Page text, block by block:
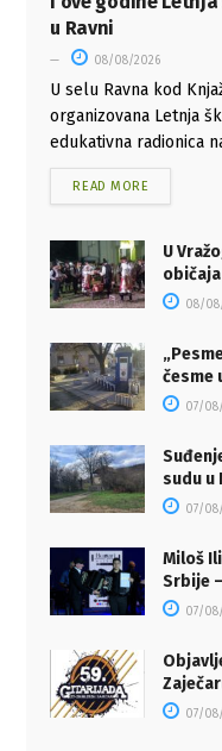
u Ravni
08/08/2026
U selu Ravna kod
organizovana Letnja
edukativna radionica
READ MORE
U
08/
česme
07/
sudu u
07/
Miloš
Srbije
07/
07/